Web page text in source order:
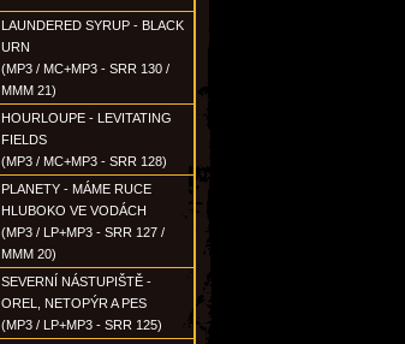
LAUNDERED SYRUP - BLACK
URN
(MP3 / MC+MP3 - SRR 130 /
MMM 21)
HOURLOUPE - LEVITATING
FIELDS
(MP3 / MC+MP3 - SRR 128)
PLANETY - MÁME RUCE
HLUBOKO VE VODÁCH
(MP3 / LP+MP3 - SRR 127 /
MMM 20)
SEVERNÍ NÁSTUPIŠTĚ -
OREL, NETOPÝR A PES
(MP3 / LP+MP3 - SRR 125)